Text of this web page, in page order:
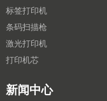
标签打印机
条码扫描枪
激光打印机
打印机芯
新闻中心